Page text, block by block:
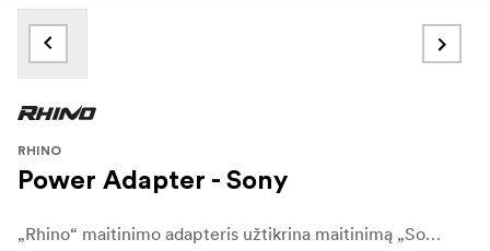
RHINO
Power Adapter - Sony
„Rhino“ maitinimo adapteris užtikrina maitinimą „Sony“ fotoaparatui, kai jis prijungtas prie „Rhino ARC II“ Tai suteikia galimybę filmuoti ir imti interviu arba fotografuoti laiko intervalais negalvojant apie įrangos įkrovimą. Jei filmuojate ilgą laiką, tiesiog turite įkrauti tik vieną įrangos komponentą: „Rhino ARC II“